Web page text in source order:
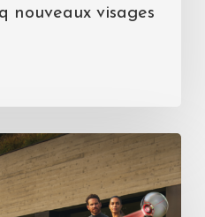
nouveaux visages